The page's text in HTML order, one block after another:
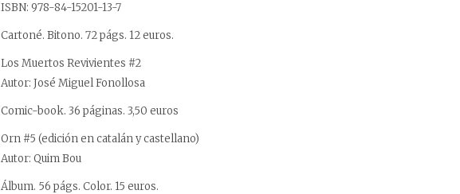
ISBN: 978-84-15201-13-7
Cartoné. Bitono. 72 págs. 12 euros.
Los Muertos Revivientes #2
Autor: José Miguel Fonollosa
Comic-book. 36 páginas. 3,50 euros
Orn #5 (edición en catalán y castellano)
Autor: Quim Bou
Álbum. 56 págs. Color. 15 euros.